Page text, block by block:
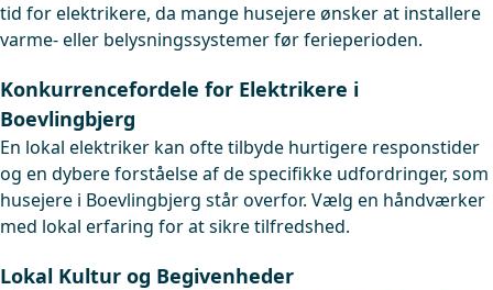
tid for elektrikere, da mange husejere ønsker at installere
varme- eller belysningssystemer før ferieperioden.
Konkurrencefordele for Elektrikere i
Boevlingbjerg
En lokal elektriker kan ofte tilbyde hurtigere responstider
og en dybere forståelse af de specifikke udfordringer, som
husejere i Boevlingbjerg står overfor. Vælg en håndværker
med lokal erfaring for at sikre tilfredshed.
Lokal Kultur og Begivenheder